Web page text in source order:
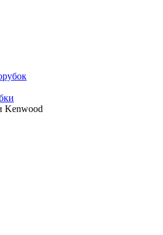
Kenwood